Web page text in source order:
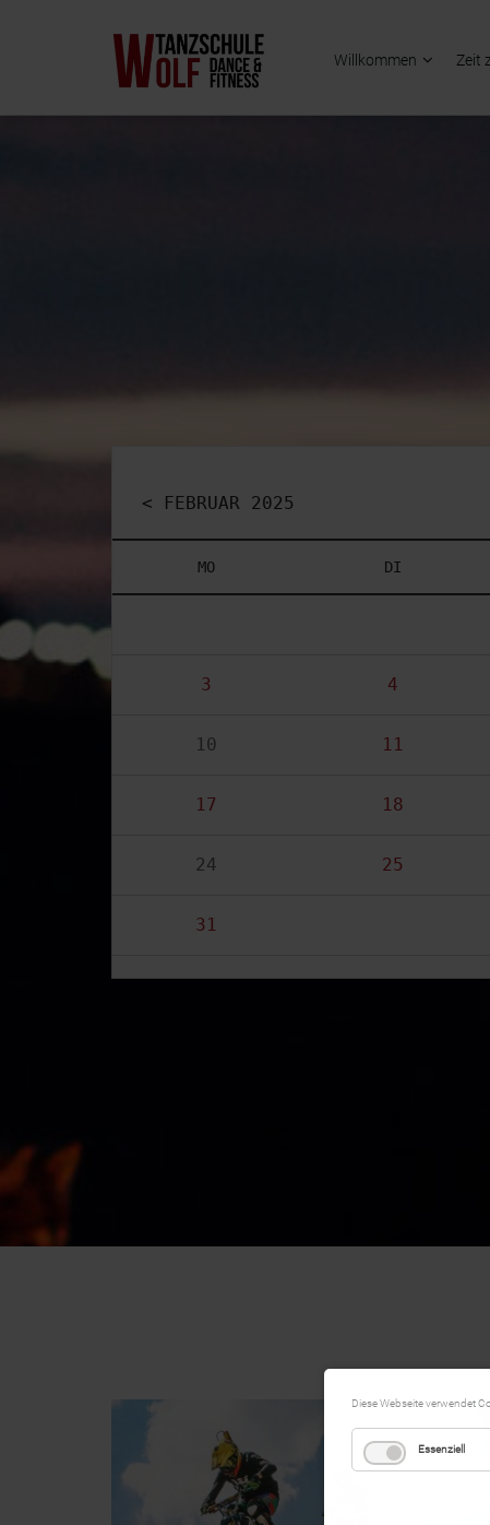
Willkommen Zeit
< FEBRUAR 2025
MO DI
3 4
10 11
17 18
24 25
31
Diese Webseite verwendet
Essenziell